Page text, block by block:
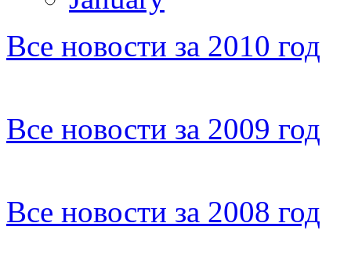
Все новости за 2010 год
Все новости за 2009 год
Все новости за 2008 год